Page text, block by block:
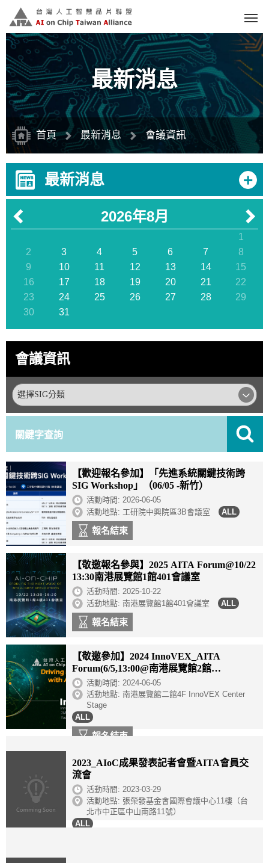
最新消息
首頁 最新消息 會議資訊
最新消息 +
2026年8月
1
2
3 4 5 6 7
8
9
10 11 12 13 14
15
16
17 18 19 20 21
22
23
24 25 26 27 28
29
30
31
會議資訊
【歡迎報名參加】「先進系統關鍵技術跨
SIG Workshop」（06/05 -新竹）
活動時間: 2026-06-05
活動地點: 工研院中興院區3B會議室
報名結束
【敬邀報名參與】2025 AITA Forum@10/22
13:30南港展覽館1館401會議室
活動時間: 2025-10-22
活動地點: 南港展覽館1館401會議室
報名結束
【敬邀參加】2024 InnoVEX_AITA
Forum(6/5,13:00@南港展覽館2館
4F@Center stage)
活動時間: 2024-06-05
活動地點: 南港展覽館二館4F InnoVEX Center
Stage
報名結束
2023_AIoC成果發表記者會暨AITA會員交
流會
活動時間: 2023-03-29
活動地點: 張榮發基金會國際會議中心11樓（台
北市中正區中山南路11號）